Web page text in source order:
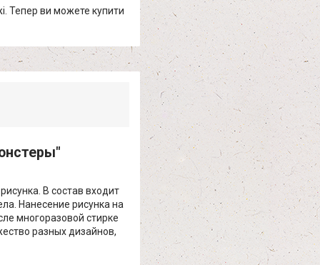
Тепер ви можете купити
В состав входит
Нанесение рисунка на
многоразовой стирке
разных дизайнов,